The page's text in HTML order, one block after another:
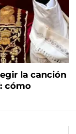
la canción
cómo